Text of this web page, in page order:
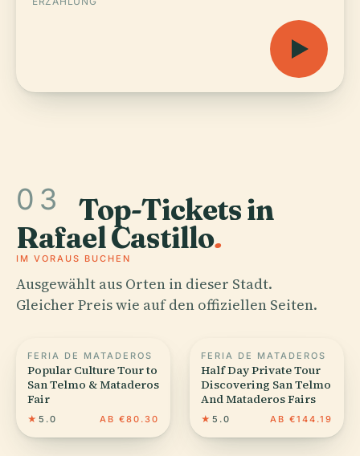
03 Top-Tickets in
Rafael Castillo.
IM VORAUS BUCHEN
Ausgewählt aus Orten in dieser Stadt.
Gleicher Preis wie auf den offiziellen Seiten.
FERIA DE MATADEROS
Popular Culture Tour to
San Telmo & Mataderos
Fair
★ 5.0 AB €80.30
FERIA DE MATADEROS
Half Day Private Tour
Discovering San Telmo
And Mataderos Fairs
★ 5.0 AB €144.19